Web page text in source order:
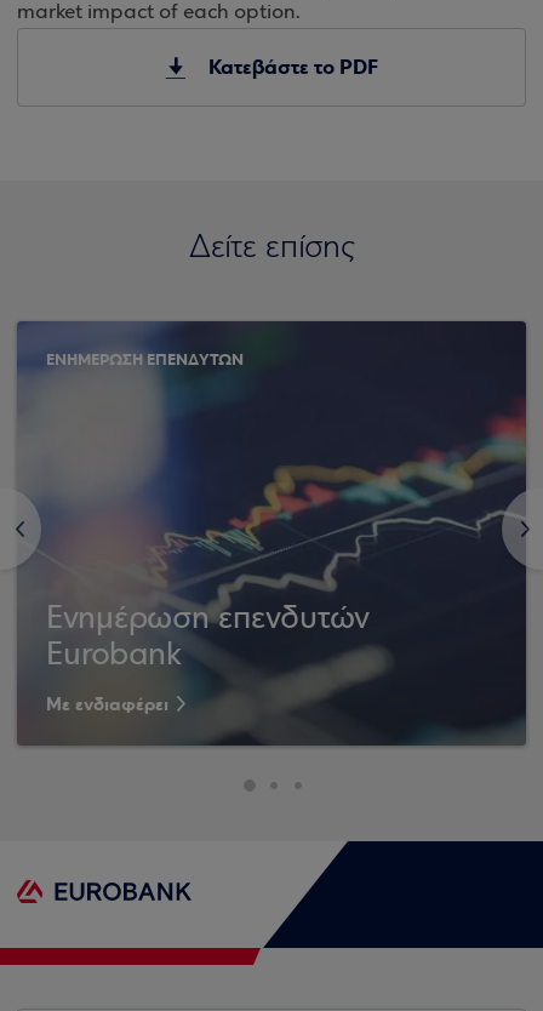
market impact of each option.
Κατεβάστε το PDF
Δείτε επίσης
<
ΕΝΗΜΕΡΩΣΗ ΕΠΕΝΔΥΤΩΝ
Ενημέρωση επενδυτών
Eurobank
Με ενδιαφέρει
>